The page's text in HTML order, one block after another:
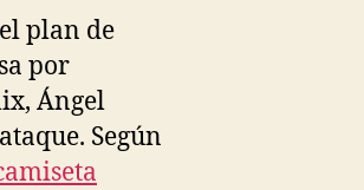
plan de
por
Ángel
Según